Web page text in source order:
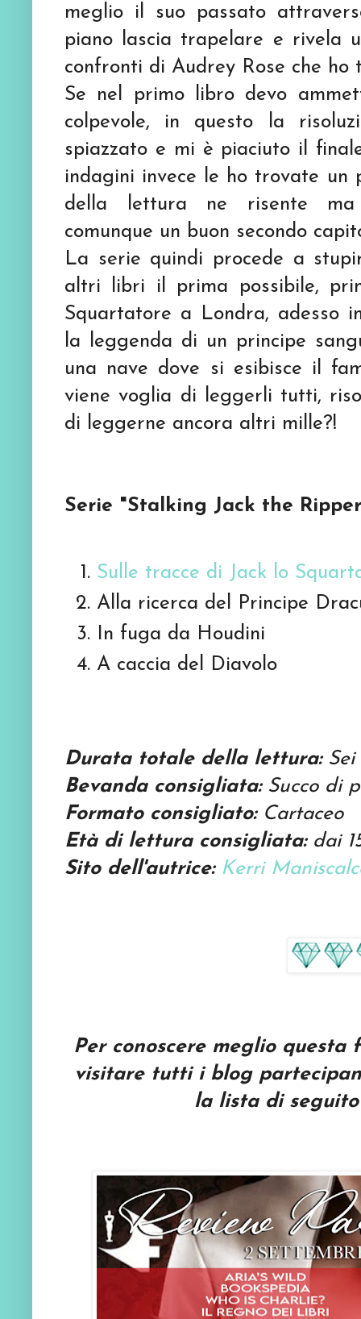
meglio il suo passato
piano lascia trapelare e rivela
confronti di Audrey Rose che
Se nel primo libro devo
colpevole, in questo la
spiazzato e mi è piaciuto il
indagini invece le ho trovate un
della lettura ne risente ma
comunque un buon secondo
La serie quindi procede a
altri libri il prima possibile,
Squartatore a Londra, adesso
la leggenda di un principe
una nave dove si esibisce il
viene voglia di leggerli tutti,
di leggerne ancora altri mille?!
Serie "Stalking Jack the
Sulle tracce di Jack lo
Alla ricerca del Principe
In fuga da Houdini
A caccia del Diavolo
Durata totale della lettura:
Bevanda consigliata: Succo di
Formato consigliato: Cartaceo
Età di lettura consigliata:dai
Sito dell'autrice: Kerri
Per conoscere meglio
visitare tutti i blog
la lista di